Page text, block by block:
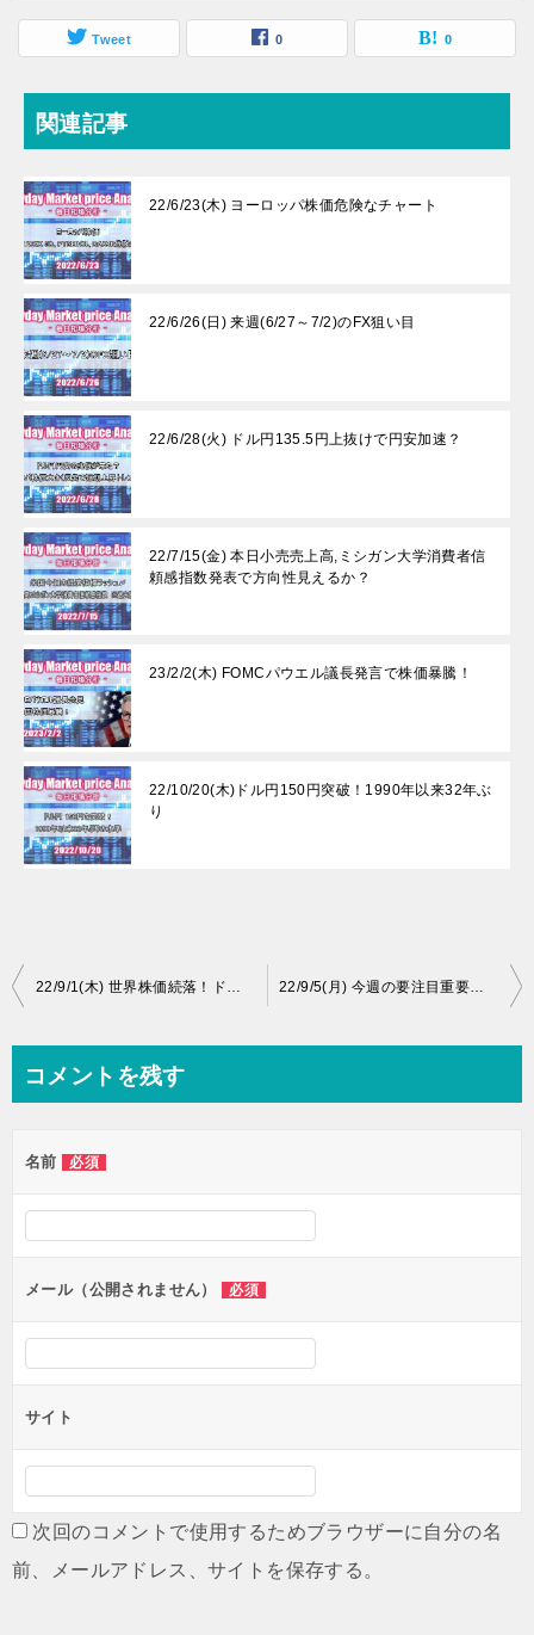
Tweet 0 0
関連記事
22/6/23(木) ヨーロッパ株価危険なチャート
22/6/26(日) 来週(6/27～7/2)のFX狙い目
22/6/28(火) ドル円135.5円上抜けで円安加速？
22/7/15(金) 本日小売売上高,ミシガン大学消費者信
頼感指数発表で方向性見えるか？
23/2/2(木) FOMCパウエル議長発言で株価暴騰！
22/10/20(木)ドル円150円突破！1990年以来32年ぶ
り
投
ビ
ー
シ
ン
22/9/1(木) 世界株価続落！ドル円レジスタンス138.830円を突破！天然ガスはサポート$8.930で反発も一時的。 22/9/5(月) 今週の要注目重要経済指標！今日は米国市場はお休み(レイバー・デー)
コメントを残す
名前 必須
メール（公開されません） 必須
サイト
次回のコメントで使用するためブラウザーに自分の名
前、メールアドレス、サイトを保存する。